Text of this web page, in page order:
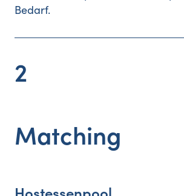
Bedarf.
2
Matching